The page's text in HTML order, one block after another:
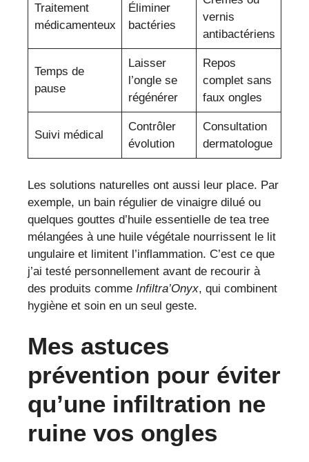
Traitement
médicamenteux
Éliminer
bactéries
vernis
antibactériens
Temps de
pause
Laisser
l’ongle se
régénérer
Repos
complet sans
faux ongles
Suivi médical
Contrôler
évolution
Consultation
dermatologue
Les solutions naturelles ont aussi leur place. Par
exemple, un bain régulier de vinaigre dilué ou
quelques gouttes d’huile essentielle de tea tree
mélangées à une huile végétale nourrissent le lit
ungulaire et limitent l’inflammation. C’est ce que
j’ai testé personnellement avant de recourir à
des produits comme Infiltra’Onyx, qui combinent
hygiène et soin en un seul geste.
Mes astuces
prévention pour éviter
qu’une infiltration ne
ruine vos ongles